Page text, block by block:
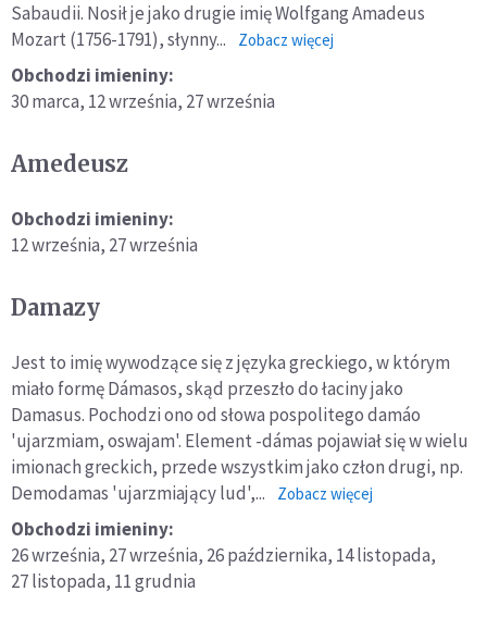
Sabaudii. Nosił je jako drugie imię Wolfgang Amadeus
Mozart (1756-1791), słynny...
Zobacz więcej
Obchodzi imieniny:
30 marca, 12 września, 27 września
Amedeusz
Obchodzi imieniny:
12 września, 27 września
Damazy
Jest to imię wywodzące się z języka greckiego, w którym
miało formę Dámasos, skąd przeszło do łaciny jako
Damasus. Pochodzi ono od słowa pospolitego damáo
'ujarzmiam, oswajam'. Element -dámas pojawiał się w wielu
imionach greckich, przede wszystkim jako człon drugi, np.
Demodamas 'ujarzmiający lud',...
Zobacz więcej
Obchodzi imieniny:
26 września, 27 września, 26 października, 14 listopada,
27 listopada, 11 grudnia